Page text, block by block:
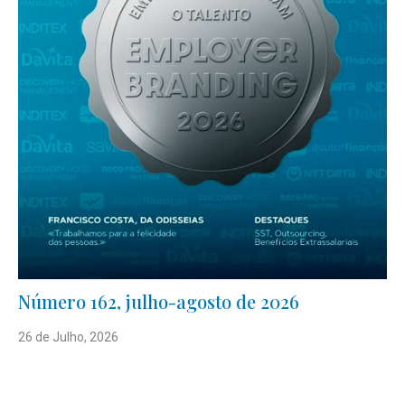
Número 162, julho-agosto de 2026
26 de Julho, 2026